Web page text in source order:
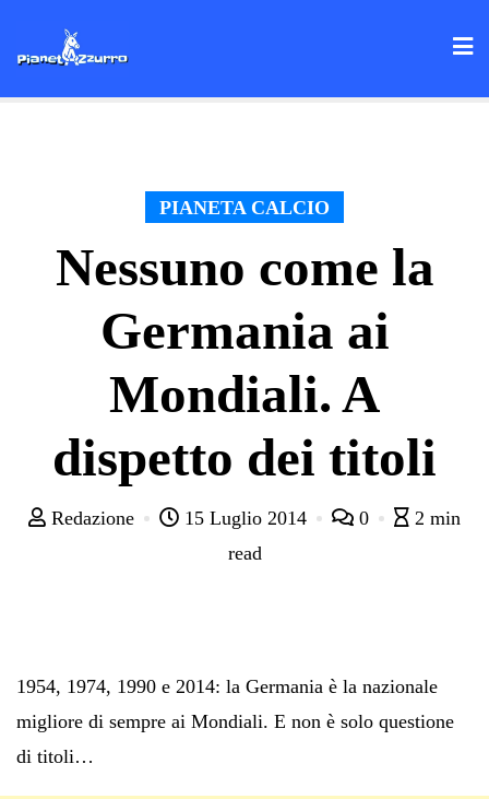
PIANETA CALCIO
Nessuno come la
Germania ai
Mondiali. A
dispetto dei titoli
Redazione 15 Luglio 2014 0
2 min
read
1954, 1974, 1990 e 2014: la Germania è la nazionale
migliore di sempre ai Mondiali. E non è solo questione
di titoli…